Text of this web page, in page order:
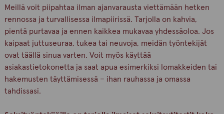
Meillä voit piipahtaa ilman ajanvarausta viettämään hetken
rennossa ja turvallisessa ilmapiirissä. Tarjolla on kahvia,
pientä purtavaa ja ennen kaikkea mukavaa yhdessäoloa. Jos
kaipaat juttuseuraa, tukea tai neuvoja, meidän työntekijät
ovat täällä sinua varten. Voit myös käyttää
asiakastietokonetta ja saat apua esimerkiksi lomakkeiden tai
hakemusten täyttämisessä – ihan rauhassa ja omassa
tahdissasi.